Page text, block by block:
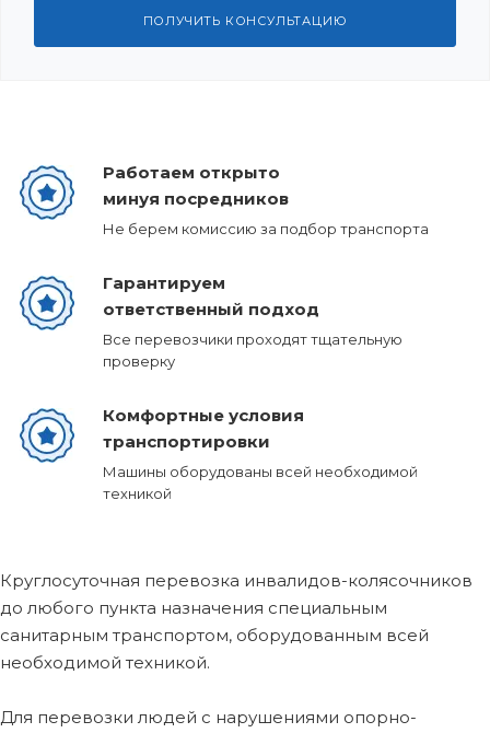
ПОЛУЧИТЬ КОНСУЛЬТАЦИЮ
Работаем открыто
минуя посредников
Не берем комиссию за подбор транспорта
Гарантируем
ответственный подход
Все перевозчики проходят тщательную
проверку
Комфортные условия
транспортировки
Машины оборудованы всей необходимой
техникой
Круглосуточная перевозка инвалидов-колясочников
до любого пункта назначения специальным
санитарным транспортом, оборудованным всей
необходимой техникой.
Для перевозки людей с нарушениями опорно-